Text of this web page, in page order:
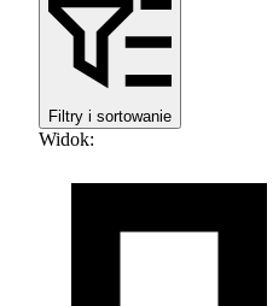
Filtry i sortowanie
Widok: